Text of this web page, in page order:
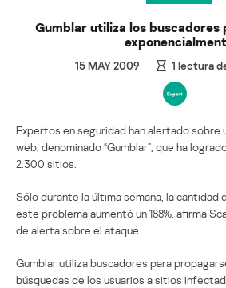
Gumblar utiliza los buscadores
15 MAY 2009 1 lectura
Expertos en seguridad han alertado sobre
web, denominado “Gumblar”, que ha
2.300 sitios.
Sólo durante la última semana, la
este problema aumentó un 188%, afirma
de alerta sobre el ataque.
Gumblar utiliza buscadores para
búsquedas de los usuarios a sitios